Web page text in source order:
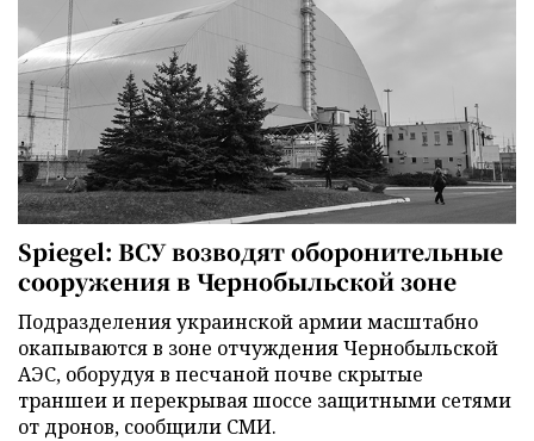
Spiegel: ВСУ возводят оборонительные
сооружения в Чернобыльской зоне
Подразделения украинской армии масштабно
окапываются в зоне отчуждения Чернобыльской
АЭС, оборудуя в песчаной почве скрытые
траншеи и перекрывая шоссе защитными сетями
от дронов, сообщили СМИ.